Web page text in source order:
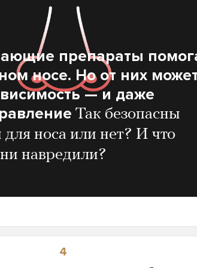
препараты
носе. Но от них
— и даже
Так безопасны
для носа или нет? И что
навредили?
4